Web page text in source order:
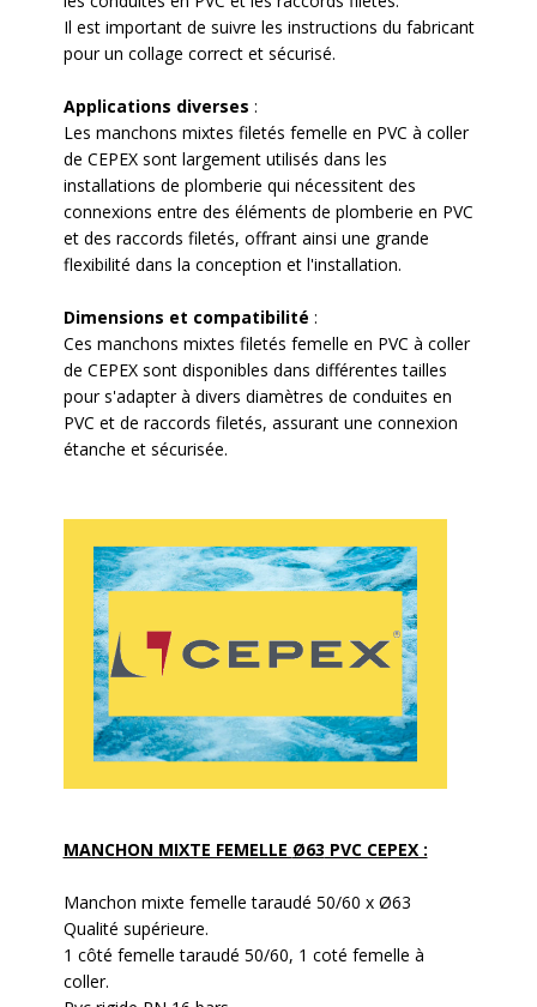
Il est important de suivre les instructions du fabricant
pour un collage correct et sécurisé.
Applications diverses :
Les manchons mixtes filetés femelle en PVC à coller
de CEPEX sont largement utilisés dans les
installations de plomberie qui nécessitent des
connexions entre des éléments de plomberie en PVC
et des raccords filetés, offrant ainsi une grande
flexibilité dans la conception et l'installation.
Dimensions et compatibilité :
Ces manchons mixtes filetés femelle en PVC à coller
de CEPEX sont disponibles dans différentes tailles
pour s'adapter à divers diamètres de conduites en
PVC et de raccords filetés, assurant une connexion
étanche et sécurisée.
MANCHON MIXTE FEMELLE Ø63 PVC CEPEX :
Manchon mixte femelle taraudé 50/60 x Ø63
Qualité supérieure.
1 côté femelle taraudé 50/60, 1 coté femelle à
coller.